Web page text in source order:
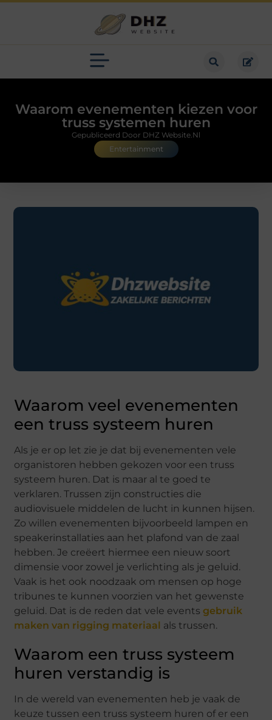
Waarom evenementen kiezen voor
truss systemen huren
Entertainment
Gepubliceerd Door DHZ Website.nl
Waarom veel evenementen
een truss systeem huren
Als je er op let zie je dat bij evenementen vele
organistoren hebben gekozen voor een truss
systeem huren. Dat is maar al te goed te
verklaren. Trussen zijn constructies die
audiovisuele middelen de lucht in kunnen hijsen.
Zo willen evenementen bijvoorbeeld lampen en
speakerinstallaties aan het plafond van de zaal
hebben. Je creëert hiermee een nieuw soort
dimensie voor zowel je verlichting als je geluid.
Vaak is het ook noodzaak om mensen op hoge
tribunes te kunnen voorzien van het gewenste
geluid. Dat is de reden dat vele eventsgebruik
maken van rigging materiaal als trussen.
Waarom een truss systeem
huren verstandig is
In de wereld van evenementen heb je vaak de
keuze tussen een truss systeem huren of er een